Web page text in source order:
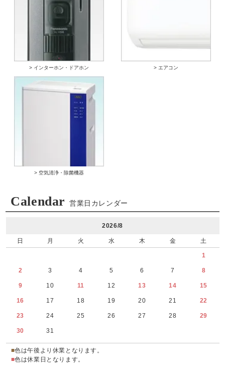
> インターホン・ドアホン > エアコン
> 空気清浄・除菌機器
Calendar 営業日カレンダー
2026/8
日 月 火 水 木 金 土
1
2 3 4 5 6 7 8
9 10 11 12 13 14 15
16 17 18 19 20 21 22
23 24 25 26 27 28 29
30 31
■色は午後より休業となります。
■色は休業日となります。